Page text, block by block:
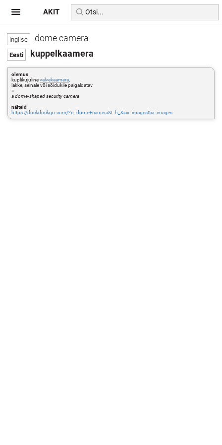
dome camera
kuppelkaamera
olemus
kuplikujulinevalvekaamera
lakke, seinale või sõidukile paigaldatav
=
a dome-shaped security camera
näiteid
https://duckduckgo.com/?q=dome+camera&t=h_&iax=images&ia=images
AKIT